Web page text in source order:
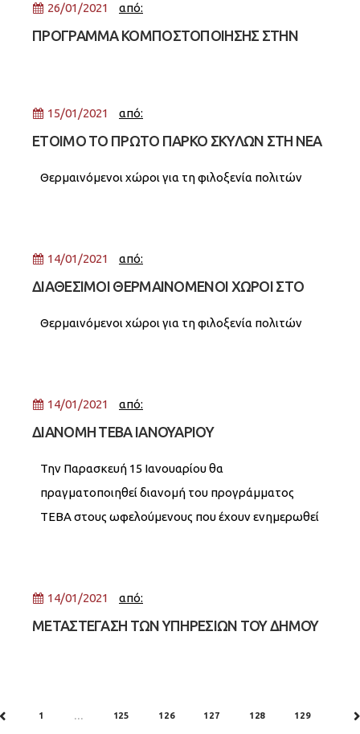
26/01/2021 από:
ΠΡΟΓΡΑΜΜΑ ΚΟΜΠΟΣΤΟΠΟΙΗΣΗΣ ΣΤΗΝ
15/01/2021 από:
ΕΤΟΙΜΟ ΤΟ ΠΡΩΤΟ ΠΑΡΚΟ ΣΚΥΛΩΝ ΣΤΗ ΝΕΑ
Θερμαινόμενοι χώροι για τη φιλοξενία πολιτών
14/01/2021 από:
ΔΙΑΘΕΣΙΜΟΙ ΘΕΡΜΑΙΝΟΜΕΝΟΙ ΧΩΡΟΙ ΣΤΟ
ΑΘΗΝΑΙΩΝ
Θερμαινόμενοι χώροι για τη φιλοξενία πολιτών
14/01/2021 από:
ΔΙΑΝΟΜΗ ΤΕΒΑ ΙΑΝΟΥΑΡΙΟΥ
Την Παρασκευή 15 Ιανουαρίου θα
πραγματοποιηθεί διανομή του προγράμματος
ΤΕΒΑ στους ωφελούμενους που έχουν ενημερωθεί
14/01/2021 από:
ΜΕΤΑΣΤΕΓΑΣΗ ΤΩΝ ΥΠΗΡΕΣΙΩΝ ΤΟΥ ΔΗΜΟΥ
1 … 125 126 127 128 129